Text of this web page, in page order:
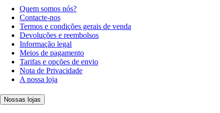
Quem somos nós?
Contacte-nos
Termos e condições gerais de venda
Devoluções e reembolsos
Informação legal
Meios de pagamento
Tarifas e opções de envio
Nota de Privacidade
A nossa loja
Nossas lojas